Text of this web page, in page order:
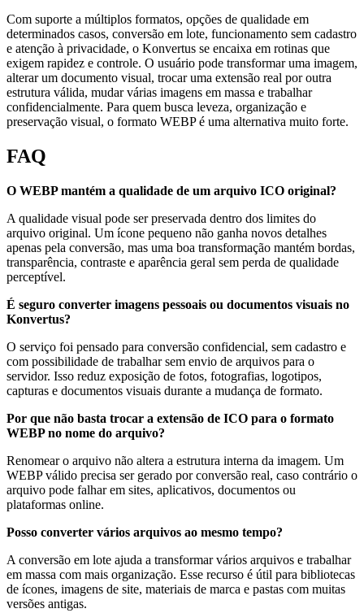
Com suporte a múltiplos formatos, opções de qualidade em
determinados casos, conversão em lote, funcionamento sem cadastro
e atenção à privacidade, o Konvertus se encaixa em rotinas que
exigem rapidez e controle. O usuário pode transformar uma imagem,
alterar um documento visual, trocar uma extensão real por outra
estrutura válida, mudar várias imagens em massa e trabalhar
confidencialmente. Para quem busca leveza, organização e
preservação visual, o formato WEBP é uma alternativa muito forte.
FAQ
O WEBP mantém a qualidade de um arquivo ICO original?
A qualidade visual pode ser preservada dentro dos limites do
arquivo original. Um ícone pequeno não ganha novos detalhes
apenas pela conversão, mas uma boa transformação mantém bordas,
transparência, contraste e aparência geral sem perda de qualidade
perceptível.
É seguro converter imagens pessoais ou documentos visuais no
Konvertus?
O serviço foi pensado para conversão confidencial, sem cadastro e
com possibilidade de trabalhar sem envio de arquivos para o
servidor. Isso reduz exposição de fotos, fotografias, logotipos,
capturas e documentos visuais durante a mudança de formato.
Por que não basta trocar a extensão de ICO para o formato
WEBP no nome do arquivo?
Renomear o arquivo não altera a estrutura interna da imagem. Um
WEBP válido precisa ser gerado por conversão real, caso contrário o
arquivo pode falhar em sites, aplicativos, documentos ou
plataformas online.
Posso converter vários arquivos ao mesmo tempo?
A conversão em lote ajuda a transformar vários arquivos e trabalhar
em massa com mais organização. Esse recurso é útil para bibliotecas
de ícones, imagens de site, materiais de marca e pastas com muitas
versões antigas.